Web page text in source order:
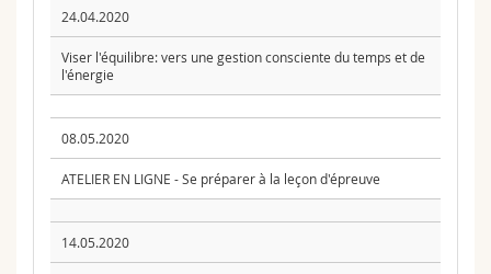
24.04.2020
Viser l'équilibre: vers une gestion consciente du temps et de
l'énergie
08.05.2020
ATELIER EN LIGNE - Se préparer à la leçon d'épreuve
14.05.2020